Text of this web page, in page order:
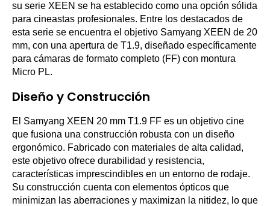
su serie XEEN se ha establecido como una opción sólida
para cineastas profesionales. Entre los destacados de
esta serie se encuentra el objetivo Samyang XEEN de 20
mm, con una apertura de T1.9, diseñado específicamente
para cámaras de formato completo (FF) con montura
Micro PL.
Diseño y Construcción
El Samyang XEEN 20 mm T1.9 FF es un objetivo cine
que fusiona una construcción robusta con un diseño
ergonómico. Fabricado con materiales de alta calidad,
este objetivo ofrece durabilidad y resistencia,
características imprescindibles en un entorno de rodaje.
Su construcción cuenta con elementos ópticos que
minimizan las aberraciones y maximizan la nitidez, lo que